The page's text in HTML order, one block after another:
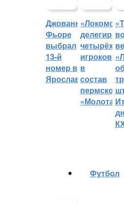
Джованни
Фьоре
выбрал
13-й
номер в
Ярославле
четырёх
игроков
в
состав
пермского
«Молота»
Футбол